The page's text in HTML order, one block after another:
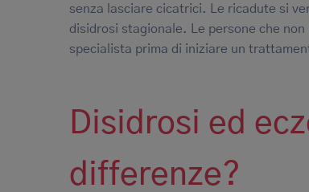
senza lasciare cicatrici. Le ricadute si
disidrosi stagionale. Le persone che
specialista prima di iniziare un
Disidrosi ed
differenze?